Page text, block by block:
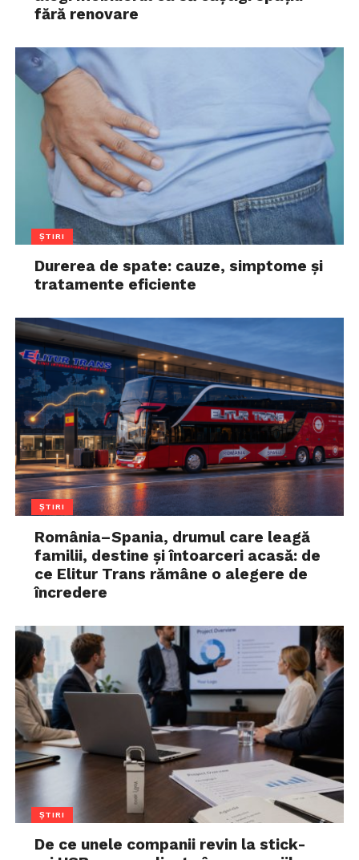
fără renovare
ȘTIRI
Durerea de spate: cauze, simptome și
tratamente eficiente
ȘTIRI
România–Spania, drumul care leagă
familii, destine și întoarceri acasă: de
ce Elitur Trans rămâne o alegere de
încredere
ȘTIRI
De ce unele companii revin la stick-